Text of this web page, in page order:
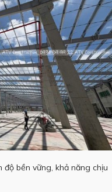
độ bền vững, khả năng chịu